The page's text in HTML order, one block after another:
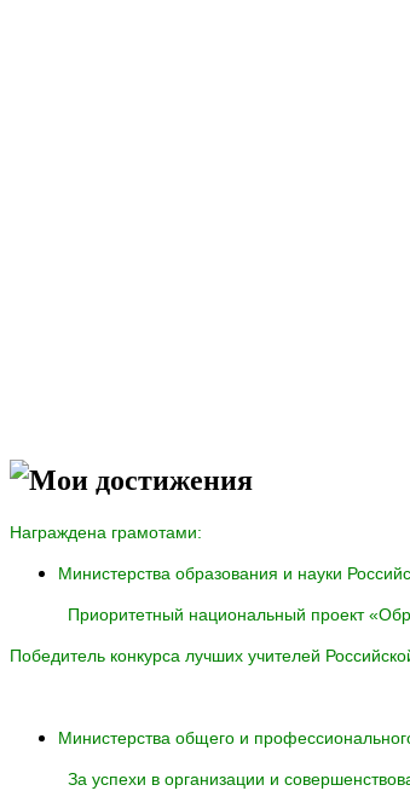
Мои достижения
Награждена грамотами:
Министерства образования и науки
Приоритетный национальный проект
Победитель конкурса лучших учителей
Министерства общего и
За успехи в организации и